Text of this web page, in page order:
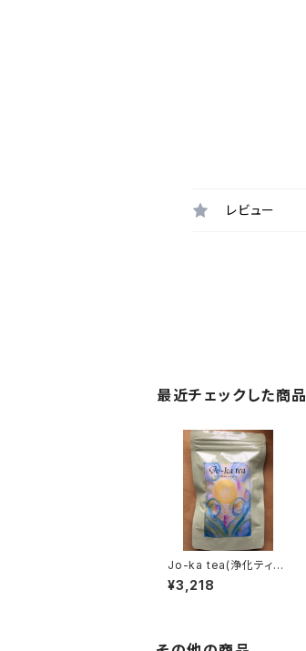
レビュー
最近チェックした商品
Jo-ka tea(浄化ティ
ー）～White sage～
¥3,218